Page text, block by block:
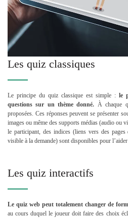
Les quiz classiques
Le principe du quiz classique est simple : le
questions sur un thème donné. À chaque
proposées. Ces réponses peuvent se présenter
images ou même des supports médias (audio ou
le participant, des indices (liens vers des
visible à la demande) sont disponibles pour
Les quiz interactifs
Le quiz web peut totalement changer de
au cours duquel le joueur doit faire des choix